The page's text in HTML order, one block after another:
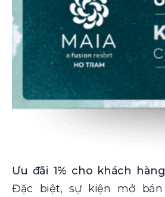
Ưu đãi 1% cho khách
Đặc biệt, sự kiện mở